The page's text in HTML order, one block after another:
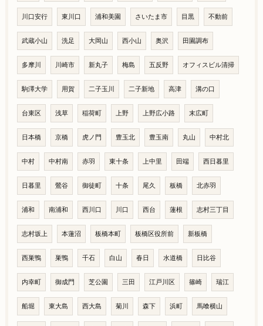
川口安行 東川口 浦和美園 さいたま市 目黒 不動前
武蔵小山 洗足 大岡山 西小山 奥沢 田園調布
多摩川 川崎市 新丸子 梅島 五反野 オフィスビル清掃
駒澤大学 用賀 二子玉川 二子新地 高津 溝の口
台東区 浅草 稲荷町 上野 上野広小路 末広町
日本橋 京橋 虎ノ門 豊玉北 豊玉南 丸山 中村北
中村 中村南 赤羽 東十条 上中里 田端 西日暮里
日暮里 鶯谷 御徒町 十条 尾久 板橋 北赤羽
浦和 南浦和 西川口 川口 西台 蓮根 志村三丁目
志村坂上 本蓮沼 板橋本町 板橋区役所前 新板橋
西巣鴨 巣鴨 千石 白山 春日 水道橋 日比谷
内幸町 御成門 芝公園 三田 江戸川区 篠崎 瑞江
船堀 東大島 西大島 菊川 森下 浜町 馬喰横山